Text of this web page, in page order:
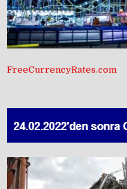
FreeCurrencyRates.com